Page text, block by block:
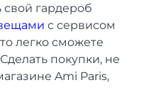
свой гардероб
с сервисом
легко сможете
покупки, не
Ami Paris,